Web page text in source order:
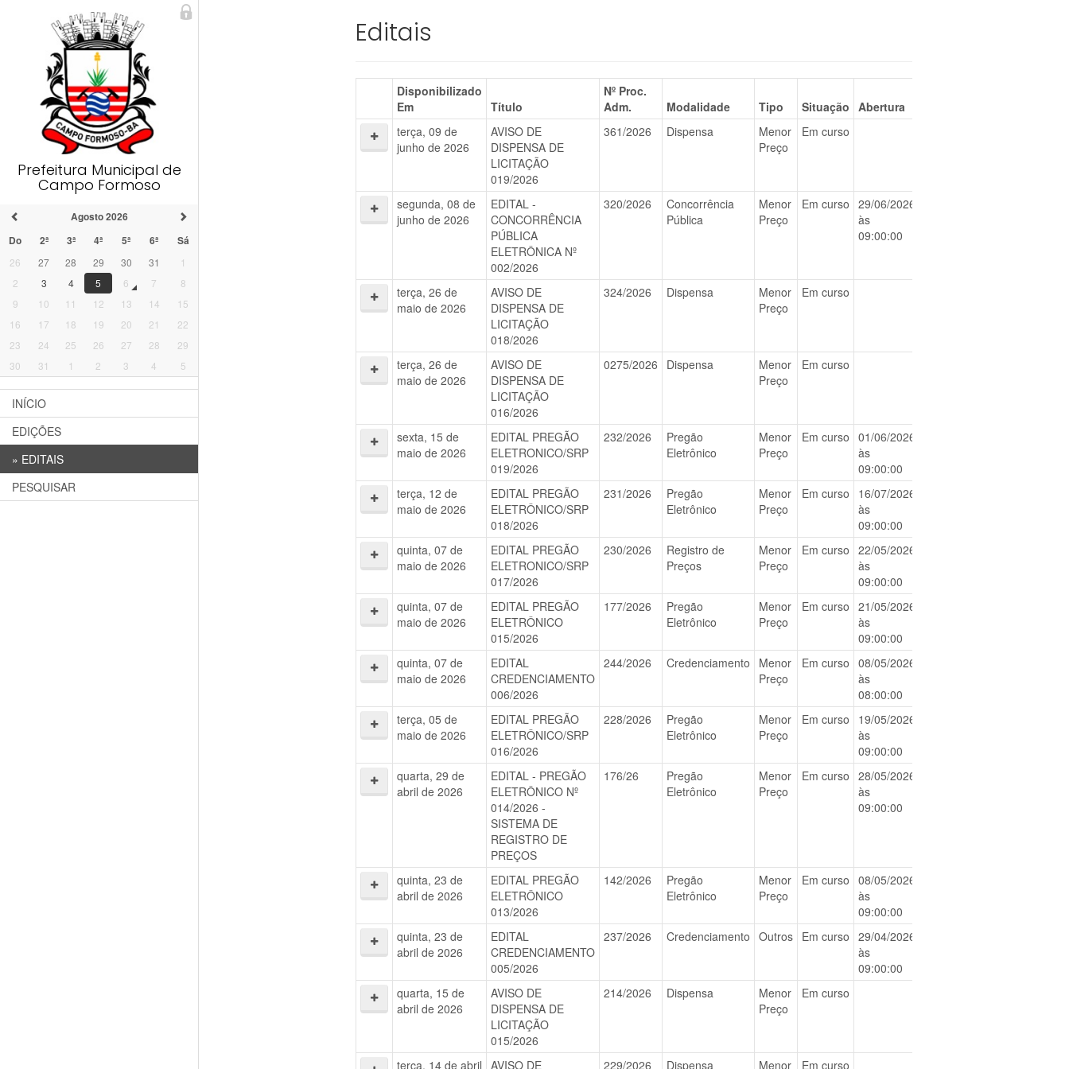
Prefeitura Municipal de
Campo Formoso
Agosto 2026
Do
2ª 3ª 4ª 5ª 6ª Sá
26 27 28 29 30 31
1
2
3 4 5 6 7
8
9
10 11 12 13 14
15
16
17 18 19 20 21
22
23
24 25 26 27 28
29
30
31 1 2 3 4 5
INÍCIO
EDIÇÕES
» EDITAIS
PESQUISAR
Editais
Disponibilizado
Em
Título
Nº Proc.
Adm.
Modalidade Tipo Situação
Abertura
terça, 09 de
junho de 2026
AVISO DE
DISPENSA DE
LICITAÇÃO
019/2026
361/2026 Dispensa
Menor
Preço
Em curso
segunda, 08 de
junho de 2026
EDITAL -
CONCORRÊNCIA
PÚBLICA
ELETRÔNICA Nº
002/2026
320/2026
Concorrência
Pública
Menor
Preço
Em curso
29/06/2026
às
09:00:00
terça, 26 de
maio de 2026
AVISO DE
DISPENSA DE
LICITAÇÃO
018/2026
324/2026 Dispensa
Menor
Preço
Em curso
terça, 26 de
maio de 2026
AVISO DE
DISPENSA DE
LICITAÇÃO
016/2026
0275/2026 Dispensa
Menor
Preço
Em curso
sexta, 15 de
maio de 2026
EDITAL PREGÃO
ELETRONICO/SRP
019/2026
232/2026
Pregão
Eletrônico
Menor
Preço
Em curso
01/06/2026
às
09:00:00
terça, 12 de
maio de 2026
EDITAL PREGÃO
ELETRÔNICO/SRP
018/2026
231/2026
Pregão
Eletrônico
Menor
Preço
Em curso
16/07/2026
às
09:00:00
quinta, 07 de
maio de 2026
EDITAL PREGÃO
ELETRONICO/SRP
017/2026
230/2026
Registro de
Preços
Menor
Preço
Em curso
22/05/2026
às
09:00:00
quinta, 07 de
maio de 2026
EDITAL PREGÃO
ELETRÔNICO
015/2026
177/2026
Pregão
Eletrônico
Menor
Preço
Em curso
21/05/2026
às
09:00:00
quinta, 07 de
maio de 2026
EDITAL
CREDENCIAMENTO
006/2026
244/2026 Credenciamento
Menor
Preço
Em curso
08/05/2026
às
08:00:00
terça, 05 de
maio de 2026
EDITAL PREGÃO
ELETRÔNICO/SRP
016/2026
228/2026
Pregão
Eletrônico
Menor
Preço
Em curso
19/05/2026
às
09:00:00
quarta, 29 de
abril de 2026
EDITAL - PREGÃO
ELETRÔNICO Nº
014/2026 -
SISTEMA DE
REGISTRO DE
PREÇOS
176/26
Pregão
Eletrônico
Menor
Preço
Em curso
28/05/2026
às
09:00:00
quinta, 23 de
abril de 2026
EDITAL PREGÃO
ELETRÔNICO
013/2026
142/2026
Pregão
Eletrônico
Menor
Preço
Em curso
08/05/2026
às
09:00:00
quinta, 23 de
abril de 2026
EDITAL
CREDENCIAMENTO
005/2026
237/2026 Credenciamento Outros Em curso
29/04/2026
às
09:00:00
quarta, 15 de
abril de 2026
AVISO DE
DISPENSA DE
LICITAÇÃO
015/2026
214/2026 Dispensa
Menor
Preço
Em curso
terça, 14 de abril AVISO DE 229/2026 Dispensa Menor Em curso